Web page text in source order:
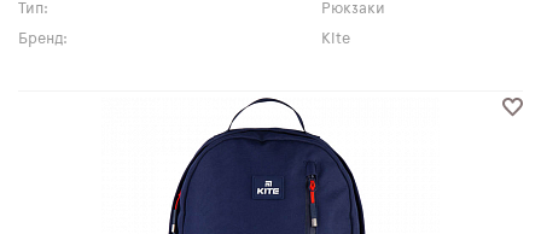
Тип:
Рюкзаки
Бренд:
Kite